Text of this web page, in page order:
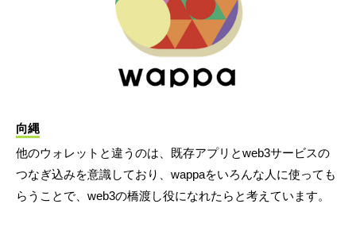
向縄
他のウォレットと違うのは、既存アプリとweb3サービスの
つなぎ込みを意識しており、wappaをいろんな人に使っても
らうことで、web3の橋渡し役になれたらと考えています。